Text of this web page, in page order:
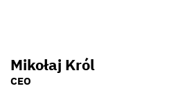
Mikołaj Król
CEO